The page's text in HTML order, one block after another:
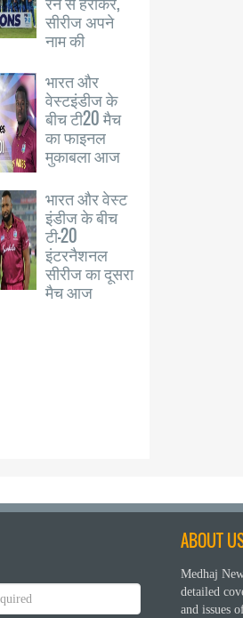
सीरीज अपने
नाम की
भारत और
वेस्टइंडीज के
बीच टी20 मैच
का फाइनल
मुकाबला आज
भारत और वेस्ट
इंडीज के बीच
टी-20
इंटरनैशनल
सीरीज का दूसरा
मैच आज
ABOUT
Medhaj
detailed
and issues